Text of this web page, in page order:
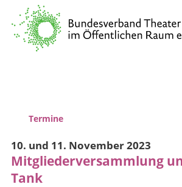
Verband
Vernetzung & Kommunikation
Termine
10. und 11. November 2023
Mitgliederversammlung
Tank